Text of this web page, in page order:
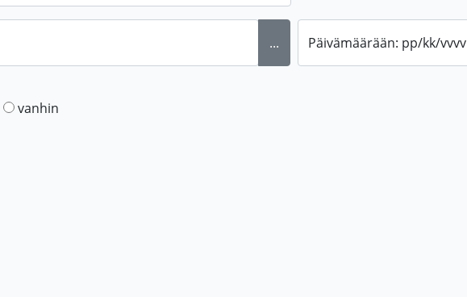
... Päivämäärään: pp/kk/vvvv
vanhin